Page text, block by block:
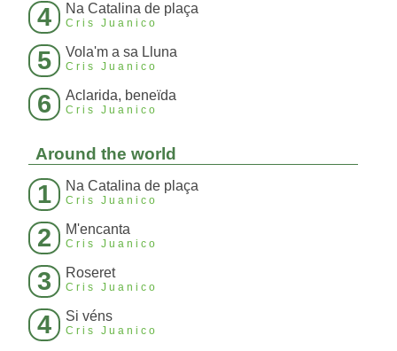
4 Na Catalina de plaça
Cris Juanico
5 Vola'm a sa Lluna
Cris Juanico
6 Aclarida, beneïda
Cris Juanico
Around the world
1 Na Catalina de plaça
Cris Juanico
2 M'encanta
Cris Juanico
3 Roseret
Cris Juanico
4 Si véns
Cris Juanico